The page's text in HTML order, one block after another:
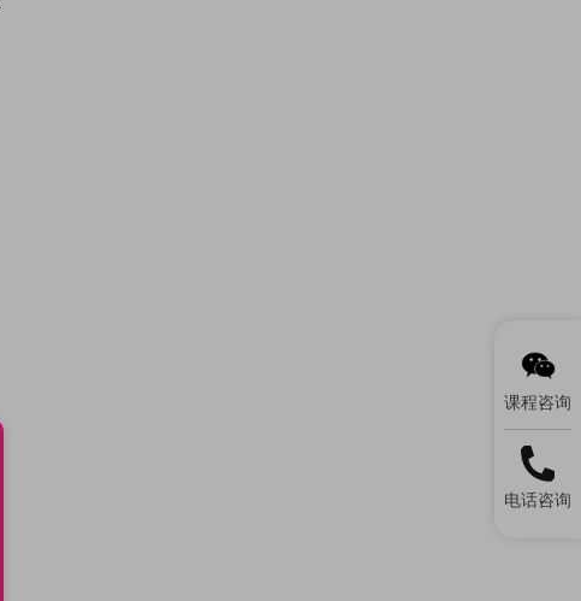
课程咨询
电话咨询